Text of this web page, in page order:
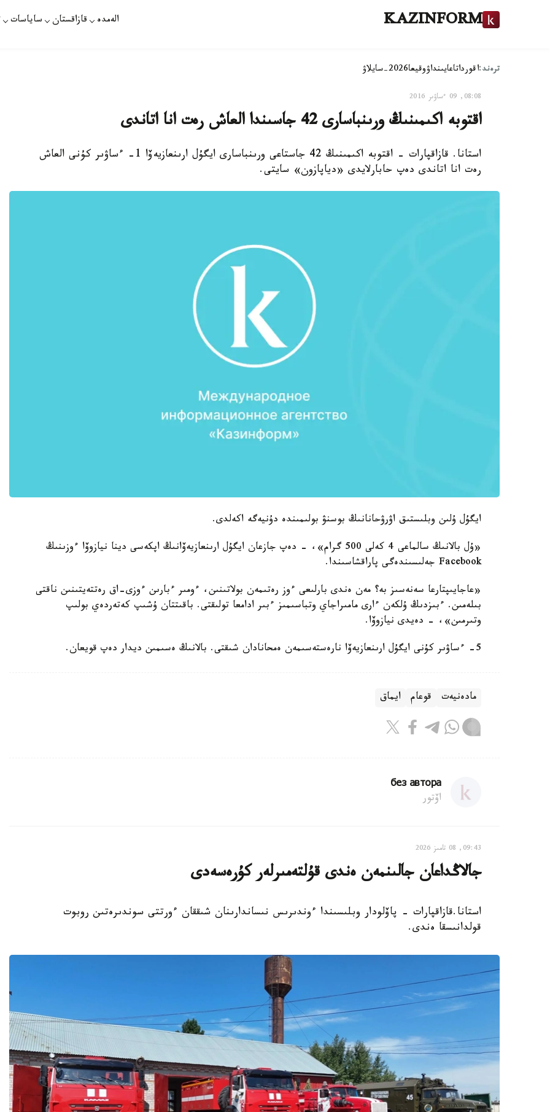
KAZINFORM الەمدە قازاقستان ساياسات
ترەند:اقورداتاعايىنداۋوقيعا2026-سايلاۋ
08:08, 09 ءساۋىر 2016
اقتوبە اكىمىنىڭ ورىنباسارى 42 جاسىندا العاش رەت انا اتاندى
استانا. قازاقپارات - اقتوبە اكىمىنىڭ 42 جاستاعى ورىنباسارى ايگۇل ارىنعازيەۆا 1- ءساۋىر كۇنى العاش
رەت انا اتاندى دەپ حابارلايدى «دياپازون» سايتى.
ايگۇل ۇلىن وبلىستىق اۋرۋحانانىڭ بوسنۋ بولىمىندە دۇنيەگە اكەلدى.
«ۇل بالانىڭ سالماعى 4 كەلى 500 گرام»، - دەپ جازعان ايگۇل ارىنعازيەۆانىڭ اپكەسى دينا نيازوۆا ءوزىنىڭ
Facebook جەلىسىندەگى پاراقشاسىندا.
«عاجايىپتارعا سەنەسىز بە؟ مەن ەندى بارلىعى ءوز رەتىمەن بولاتىنىن، ءومىر ءبارىن ءوزى-اق رەتتەيتىنىن ناقتى
بىلەمىن. ءبىزدىڭ ۇلكەن ءارى مامىراجاي وتباسىمىز ءبىر ادامعا تولىقتى. باقىتتان ۇشىپ كەتەردەي بولىپ
وتىرمىن»، - دەيدى نيازوۆا.
5- ءساۋىر كۇنى ايگۇل ارىنعازيەۆا نارەستەسىمەن ەمحانادان شىقتى. بالانىڭ ەسىمىن ديدار دەپ قويعان.
مادەنيەت قوعام ايماق
без автора
اۆتور
09:43, 08 تامىز 2026
جالاڭداعان جالىنمەن ەندى قۇلتەمىرلەر كۇرەسەدى
استانا.قازاقپارات - پاۆلودار وبلىسىندا ءوندىرىس نىساندارىنان شىققان ءورتتى سوندىرەتىن روبوت
قولدانىسقا ەندى.